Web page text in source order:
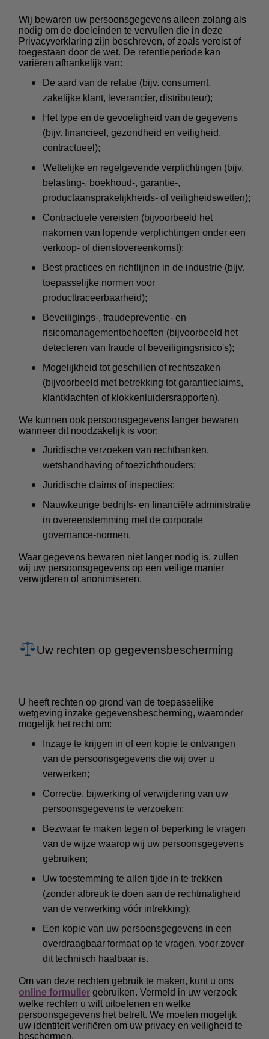
Wij bewaren uw persoonsgegevens alleen zolang als
nodig om de doeleinden te vervullen die in deze
Privacyverklaring zijn beschreven, of zoals vereist of
toegestaan door de wet. De retentieperiode kan
variëren afhankelijk van:
De aard van de relatie (bijv. consument,
zakelijke klant, leverancier, distributeur);
Het type en de gevoeligheid van de gegevens
(bijv. financieel, gezondheid en veiligheid,
contractueel);
Wettelijke en regelgevende verplichtingen (bijv.
belasting-, boekhoud-, garantie-,
productaansprakelijkheids- of veiligheidswetten);
Contractuele vereisten (bijvoorbeeld het
nakomen van lopende verplichtingen onder een
verkoop- of dienstovereenkomst);
Best practices en richtlijnen in de industrie (bijv.
toepasselijke normen voor
producttraceerbaarheid);
Beveiligings-, fraudepreventie- en
risicomanagementbehoeften (bijvoorbeeld het
detecteren van fraude of beveiligingsrisico's);
Mogelijkheid tot geschillen of rechtszaken
(bijvoorbeeld met betrekking tot garantieclaims,
klantklachten of klokkenluidersrapporten).
We kunnen ook persoonsgegevens langer bewaren
wanneer dit noodzakelijk is voor:
Juridische verzoeken van rechtbanken,
wetshandhaving of toezichthouders;
Juridische claims of inspecties;
Nauwkeurige bedrijfs- en financiële administratie
in overeenstemming met de corporate
governance-normen.
Waar gegevens bewaren niet langer nodig is, zullen
wij uw persoonsgegevens op een veilige manier
verwijderen of anonimiseren.
Uw rechten op gegevensbescherming
U heeft rechten op grond van de toepasselijke
wetgeving inzake gegevensbescherming, waaronder
mogelijk het recht om:
Inzage te krijgen in of een kopie te ontvangen
van de persoonsgegevens die wij over u
verwerken;
Correctie, bijwerking of verwijdering van uw
persoonsgegevens te verzoeken;
Bezwaar te maken tegen of beperking te vragen
van de wijze waarop wij uw persoonsgegevens
gebruiken;
Uw toestemming te allen tijde in te trekken
(zonder afbreuk te doen aan de rechtmatigheid
van de verwerking vóór intrekking);
Een kopie van uw persoonsgegevens in een
overdraagbaar formaat op te vragen, voor zover
dit technisch haalbaar is.
Om van deze rechten gebruik te maken, kunt u ons
online formulier gebruiken. Vermeld in uw verzoek
welke rechten u wilt uitoefenen en welke
persoonsgegevens het betreft. We moeten mogelijk
uw identiteit verifiëren om uw privacy en veiligheid te
beschermen.